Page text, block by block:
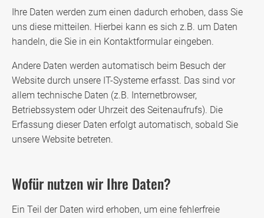
Ihre Daten werden zum einen dadurch erhoben, dass Sie
uns diese mitteilen. Hierbei kann es sich z.B. um Daten
handeln, die Sie in ein Kontaktformular eingeben.
Andere Daten werden automatisch beim Besuch der
Website durch unsere IT-Systeme erfasst. Das sind vor
allem technische Daten (z.B. Internetbrowser,
Betriebssystem oder Uhrzeit des Seitenaufrufs). Die
Erfassung dieser Daten erfolgt automatisch, sobald Sie
unsere Website betreten.
Wofür nutzen wir Ihre Daten?
Ein Teil der Daten wird erhoben, um eine fehlerfreie